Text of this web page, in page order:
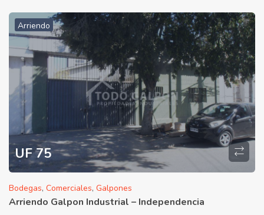
Arriendo
UF 75
Bodegas, Comerciales, Galpones
Arriendo Galpon Industrial – Independencia